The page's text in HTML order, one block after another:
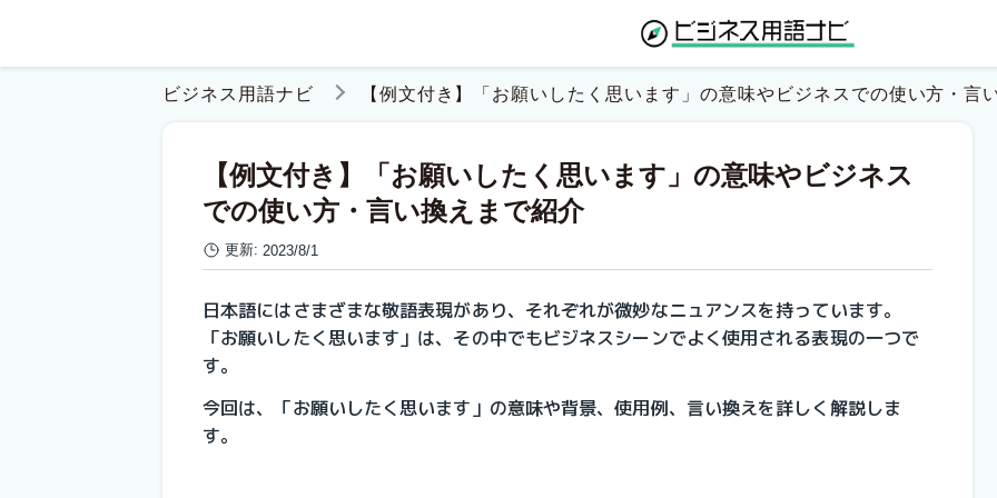
ビジネス用語ナビ 【例文付き】「お願いしたく思います」の意味やビジネスでの使い方・言
【例文付き】「お願いしたく思います」の意味やビジネス
での使い方・言い換えまで紹介
更新: 2023/8/1
日本語にはさまざまな敬語表現があり、それぞれが微妙なニュアンスを持っています。
「お願いしたく思います」は、その中でもビジネスシーンでよく使用される表現の一つで
す。
今回は、「お願いしたく思います」の意味や背景、使用例、言い換えを詳しく解説しま
す。